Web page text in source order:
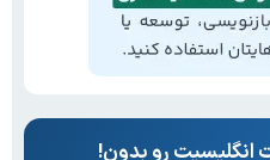
رو بدون!